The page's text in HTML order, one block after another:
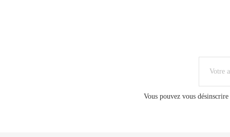
Vous pouvez vous